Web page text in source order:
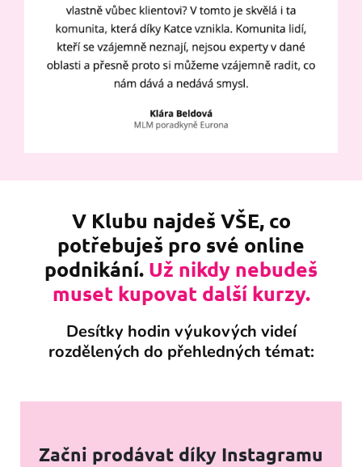
V Klubu najdeš VŠE, co
potřebuješ pro své online
podnikání. Už nikdy nebudeš
muset kupovat další kurzy.
Desítky hodin výukových videí
rozdělených do přehledných témat:
Začni prodávat díky Instagramu